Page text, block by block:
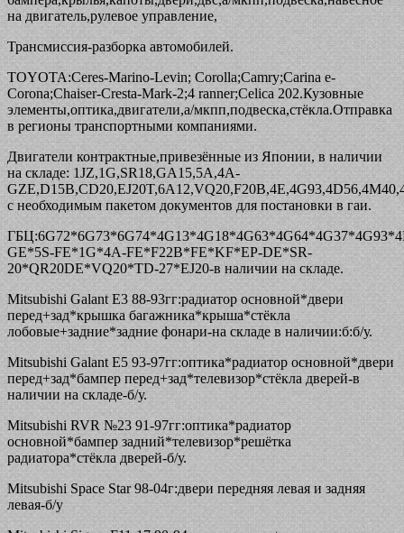
на двигатель,рулевое управление,
Трансмиссия-разборка автомобилей.
TOYOTA:Ceres-Marino-Levin; Corolla;Camry;Carina e-
Corona;Chaiser-Cresta-Mark-2;4 ranner;Celica 202.Кузовные
элементы,оптика,двигатели,а/мкпп,подвеска,стёкла.Отправка
в регионы транспортными компаниями.
Двигатели контрактные,привезённые из Японии, в наличии
на складе: 1JZ,1G,SR18,GA15,5A,4A-
c необходимым пакетом документов для постановки в гаи.
GE*5S-FE*1G*4A-FE*F22B*FE*KF*EP-DE*SR-
20*QR20DE*VQ20*TD-27*EJ20-в наличии на складе.
Mitsubishi Galant E3 88-93гг:радиатор основной*двери
перед+зад*крышка багажника*крыша*стёкла
лобовые+задние*задние фонари-на складе в наличии:б:б/у.
Mitsubishi Galant E5 93-97гг:оптика*радиатор основной*двери
перед+зад*бампер перед+зад*телевизор*стёкла дверей-в
наличии на складе-б/у.
Mitsubishi RVR №23 91-97гг:оптика*радиатор
основной*бампер задний*телевизор*решётка
радиатора*стёкла дверей-б/у.
Mitsubishi Space Star 98-04г:двери передняя левая и задняя
левая-б/у